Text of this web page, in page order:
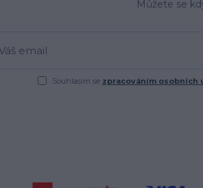
Můžete se
Souhlasím se zpracováním osobních